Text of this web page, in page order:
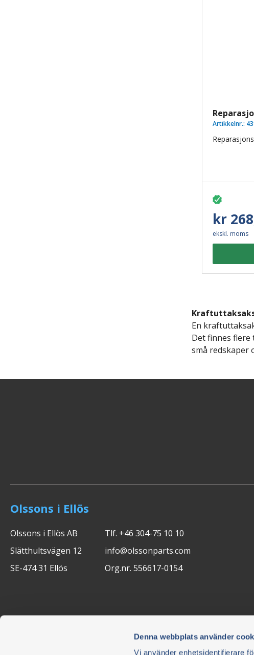
Denna webbplats använder
Vi använder enhetsidentifierare
Artikkelnr.:
kr
ekskl. moms
En
Det finnes
små redskaper
Olssons i Ellös
Olssons i Ellös AB
Slätthultsvägen 12
SE-474 31 Ellös
Tlf. +46 304-75 10 10
info@olssonparts.com
Org.nr. 556617-0154